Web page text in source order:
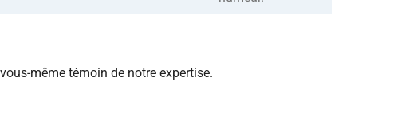
même témoin de notre expertise.